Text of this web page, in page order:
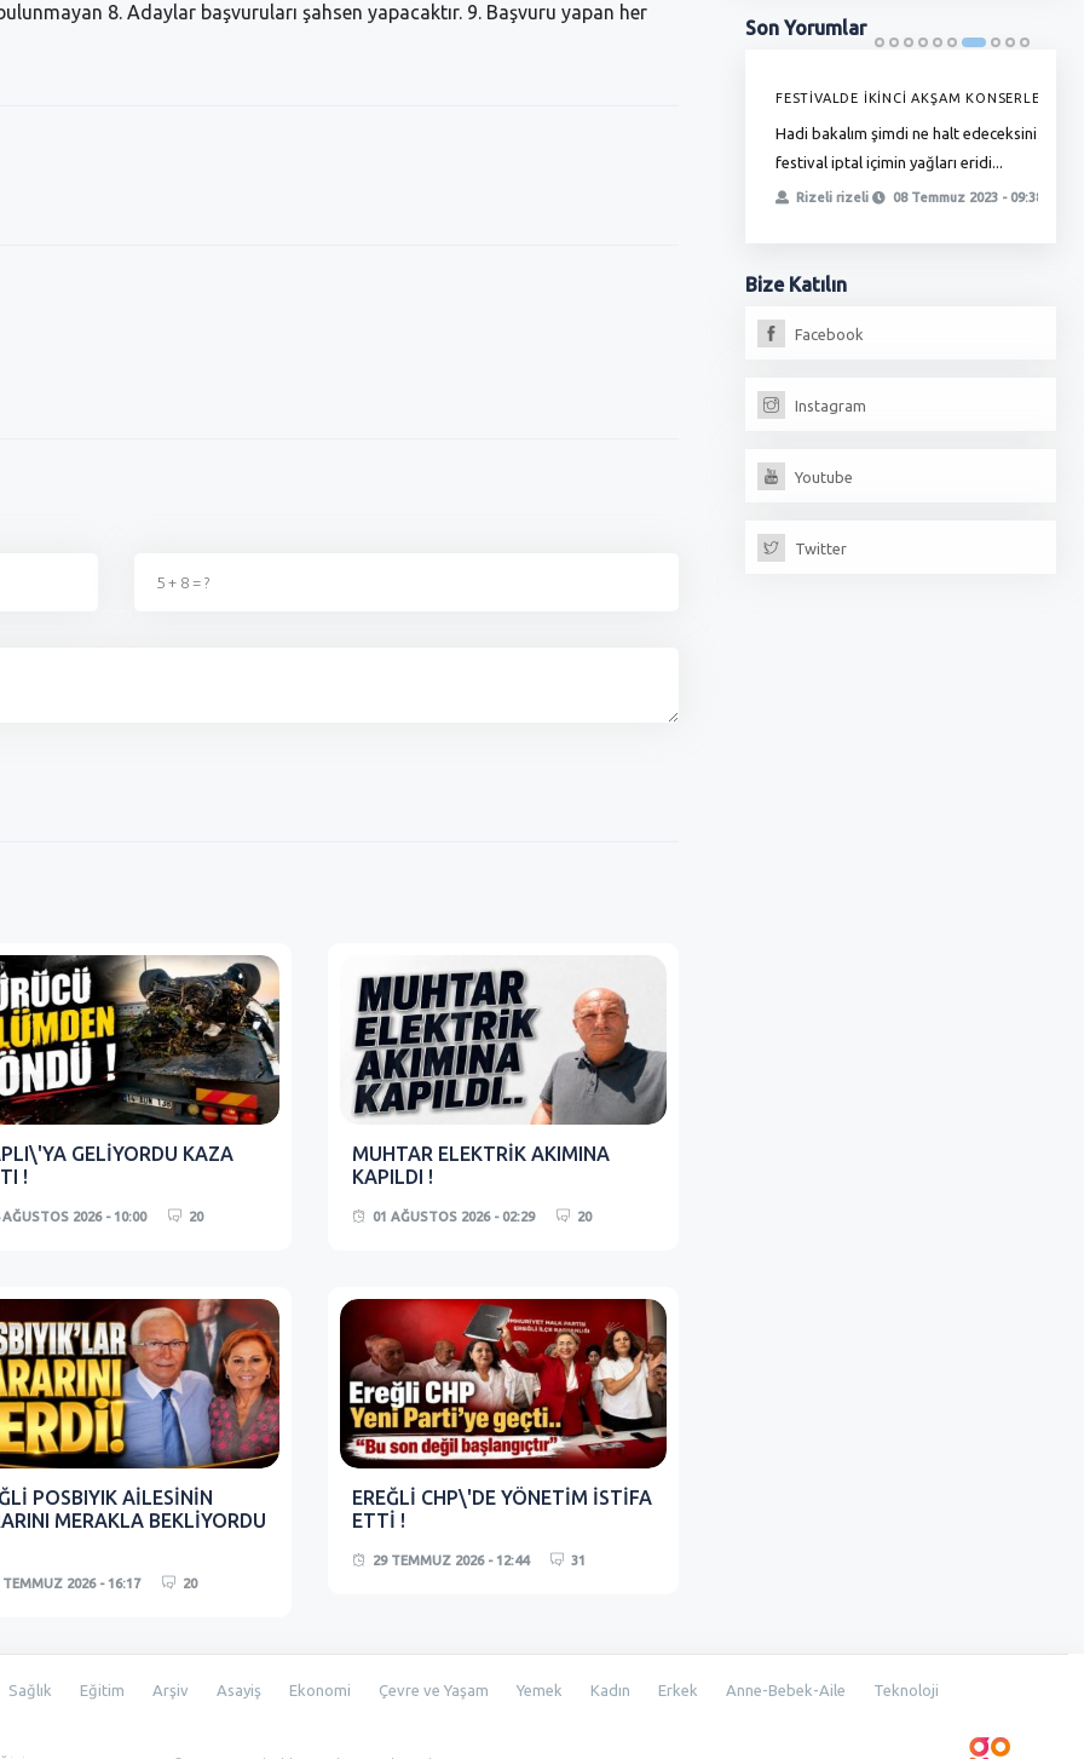
8. Adaylar başvuruları şahsen yapacaktır. 9. Başvuru yapan her
GELİYORDU KAZA
!
AĞUSTOS 2026 - 10:00 20
MUHTAR ELEKTRİK AKIMINA
KAPILDI !
01 AĞUSTOS 2026 - 02:29 20
POSBIYIK AİLESİNİN
MERAKLA BEKLİYORDU
TEMMUZ 2026 - 16:17 20
EREĞLİ CHP\'DE YÖNETİM İSTİFA
ETTİ !
29 TEMMUZ 2026 - 12:44 31
Son Yorumlar
FESTİVALDE İKİNCİ AKŞAM KONSERLERİ
Hadi bakalım şimdi ne halt edeceksiniz
festival iptal içimin yağları eridi...
Rizeli rizeli 08 Temmuz 2023 - 09:38
Bize Katılın
Facebook
Instagram
Youtube
Twitter
Sağlık Eğitim Arşiv Asayiş Ekonomi Çevre ve Yaşam Yemek Kadın Erkek Anne-Bebek-Aile Teknoloji